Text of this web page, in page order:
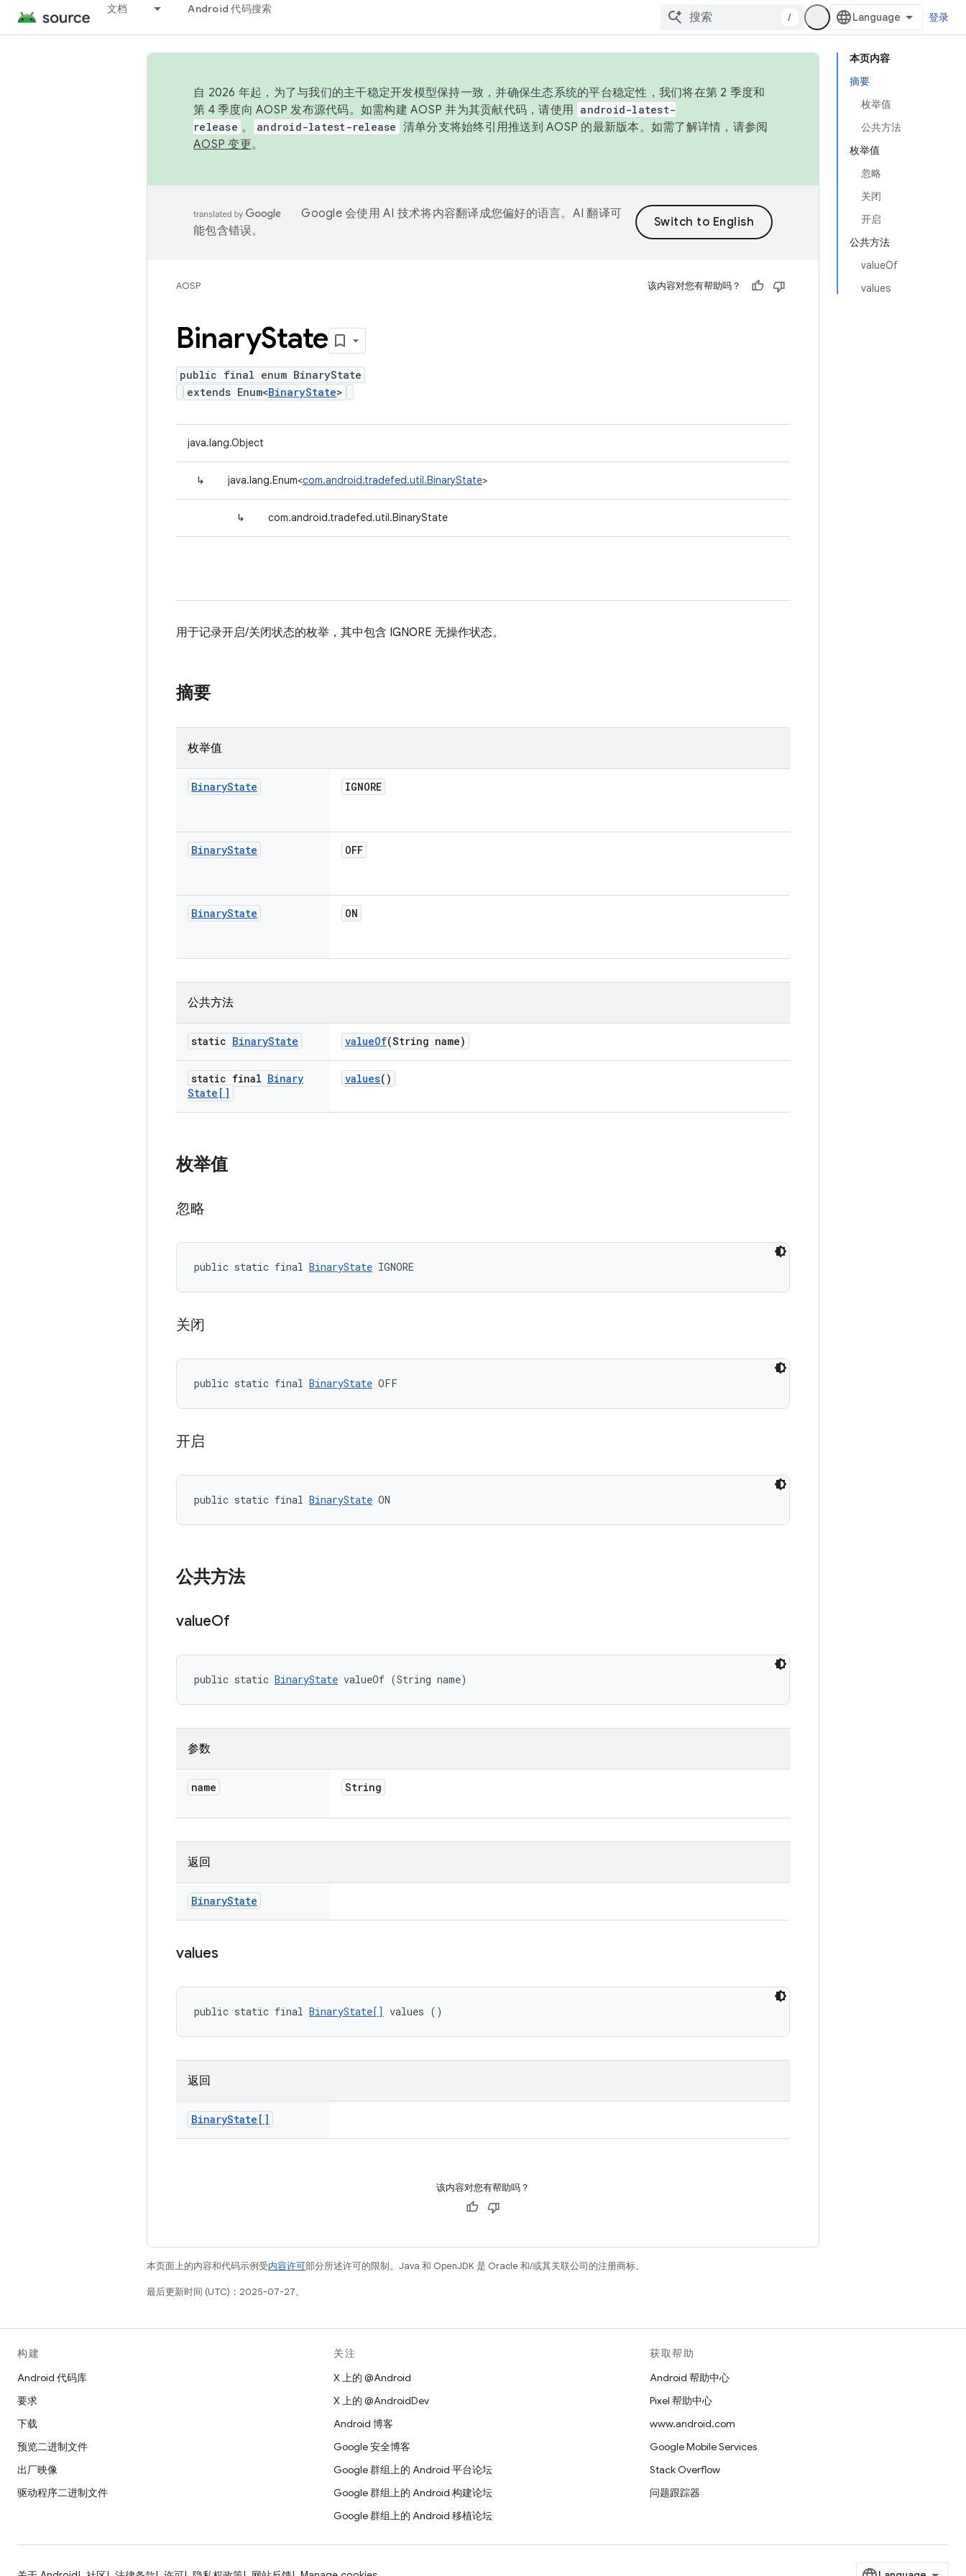
文档 Android 代码搜索
/ 登录
本页内容
摘要
枚举值
公共方法
枚举值
忽略
关闭
开启
公共方法
valueOf
values
自 2026 年起，为了与我们的主干稳定开发模型保持一致，并确保生态系统的平台稳定性，我们将在第 2 季度和
第 4 季度向 AOSP 发布源代码。如需构建 AOSP 并为其贡献代码，请使用 android-latest-
release 。 android-latest-release 清单分支将始终引用推送到 AOSP 的最新版本。如需了解详情，请参阅
AOSP 变更。
Google 会使用 AI 技术将内容翻译成您偏好的语言。AI 翻译可
能包含错误。
AOSP 该内容对您有帮助吗？
BinaryState
public final enum BinaryState
extends Enum<BinaryState>
java.lang.Object
↳ java.lang.Enum<com.android.tradefed.util.BinaryState>
↳ com.android.tradefed.util.BinaryState
用于记录开启/关闭状态的枚举，其中包含 IGNORE 无操作状态。
摘要
枚举值
BinaryState IGNORE
BinaryState OFF
BinaryState ON
公共方法
static BinaryState valueOf(String name)
static final Binary
State[]
values()
枚举值
忽略
public static final BinaryState IGNORE
关闭
public static final BinaryState OFF
开启
public static final BinaryState ON
公共方法
valueOf
public static BinaryState valueOf (String name)
参数
name String
返回
BinaryState
values
public static final BinaryState[] values ()
返回
BinaryState[]
该内容对您有帮助吗？
本页面上的内容和代码示例受内容许可部分所述许可的限制。Java 和 OpenJDK 是 Oracle 和/或其关联公司的注册商标。
最后更新时间 (UTC)：2025-07-27。
构建
Android 代码库
要求
下载
预览二进制文件
出厂映像
驱动程序二进制文件
关注
X 上的 @Android
X 上的 @AndroidDev
Android 博客
Google 安全博客
Google 群组上的 Android 平台论坛
Google 群组上的 Android 构建论坛
Google 群组上的 Android 移植论坛
获取帮助
Android 帮助中心
Pixel 帮助中心
www.android.com
Google Mobile Services
Stack Overflow
问题跟踪器